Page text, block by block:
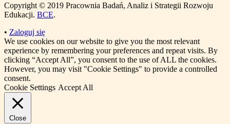
Copyright © 2019 Pracownia Badań, Analiz i Strategii Rozwoju
Edukacji. BCE.
• Zaloguj się
We use cookies on our website to give you the most relevant
experience by remembering your preferences and repeat visits. By
clicking “Accept All”, you consent to the use of ALL the cookies.
However, you may visit "Cookie Settings" to provide a controlled
consent.
Cookie Settings Accept All
Close